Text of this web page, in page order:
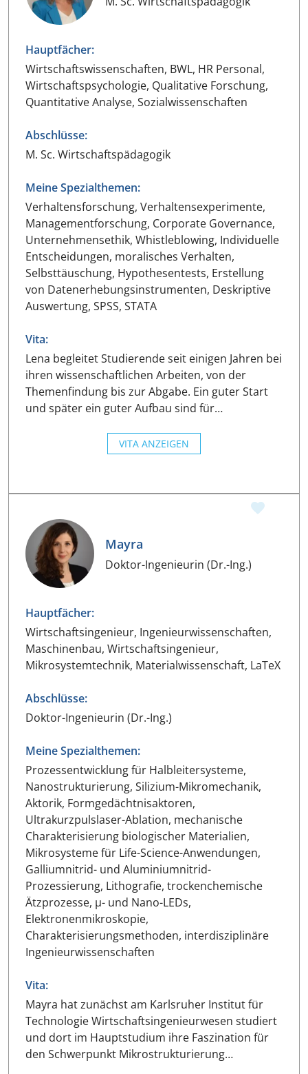
Hauptfächer:
Wirtschaftswissenschaften, BWL, HR Personal,
Wirtschaftspsychologie, Qualitative Forschung,
Quantitative Analyse, Sozialwissenschaften
Abschlüsse:
M. Sc. Wirtschaftspädagogik
Meine Spezialthemen:
Verhaltensforschung, Verhaltensexperimente,
Managementforschung, Corporate Governance,
Unternehmensethik, Whistleblowing, Individuelle
Entscheidungen, moralisches Verhalten,
Selbsttäuschung, Hypothesentests, Erstellung
von Datenerhebungsinstrumenten, Deskriptive
Auswertung, SPSS, STATA
Vita:
Lena begleitet Studierende seit einigen Jahren bei
ihren wissenschaftlichen Arbeiten, von der
Themenfindung bis zur Abgabe. Ein guter Start
und später ein guter Aufbau sind für…
VITA ANZEIGEN
Mayra
Doktor-Ingenieurin (Dr.-Ing.)
Hauptfächer:
Wirtschaftsingenieur, Ingenieurwissenschaften,
Maschinenbau, Wirtschaftsingenieur,
Mikrosystemtechnik, Materialwissenschaft, LaTeX
Abschlüsse:
Doktor-Ingenieurin (Dr.-Ing.)
Meine Spezialthemen:
Prozessentwicklung für Halbleitersysteme,
Nanostrukturierung, Silizium-Mikromechanik,
Aktorik, Formgedächtnisaktoren,
Ultrakurzpulslaser-Ablation, mechanische
Charakterisierung biologischer Materialien,
Mikrosysteme für Life-Science-Anwendungen,
Galliumnitrid- und Aluminiumnitrid-
Prozessierung, Lithografie, trockenchemische
Ätzprozesse, µ- und Nano-LEDs,
Elektronenmikroskopie,
Charakterisierungsmethoden, interdisziplinäre
Ingenieurwissenschaften
Vita:
Mayra hat zunächst am Karlsruher Institut für
Technologie Wirtschaftsingenieurwesen studiert
und dort im Hauptstudium ihre Faszination für
den Schwerpunkt Mikrostrukturierung…